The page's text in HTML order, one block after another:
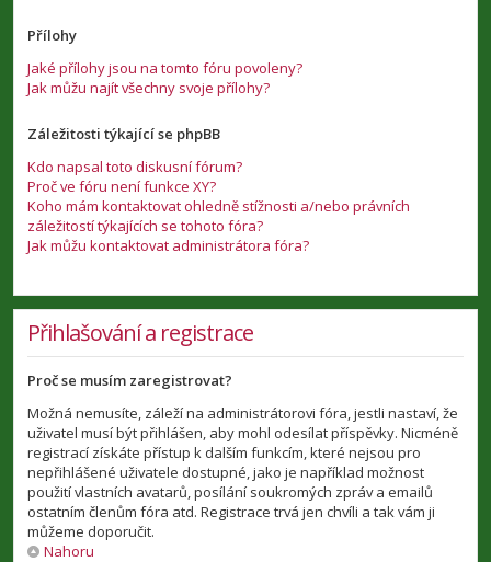
Přílohy
Jaké přílohy jsou na tomto fóru povoleny?
Jak můžu najít všechny svoje přílohy?
Záležitosti týkající se phpBB
Kdo napsal toto diskusní fórum?
Proč ve fóru není funkce XY?
Koho mám kontaktovat ohledně stížnosti a/nebo právních
záležitostí týkajících se tohoto fóra?
Jak můžu kontaktovat administrátora fóra?
Přihlašování a registrace
Proč se musím zaregistrovat?
Možná nemusíte, záleží na administrátorovi fóra, jestli nastaví, že
uživatel musí být přihlášen, aby mohl odesílat příspěvky. Nicméně
registrací získáte přístup k dalším funkcím, které nejsou pro
nepřihlášené uživatele dostupné, jako je například možnost
použití vlastních avatarů, posílání soukromých zpráv a emailů
ostatním členům fóra atd. Registrace trvá jen chvíli a tak vám ji
můžeme doporučit.
Nahoru